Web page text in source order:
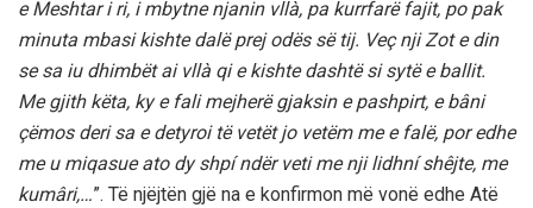
e Meshtar i ri, i mbytne njanin vllà, pa kurrfarë fajit, po pak
minuta mbasi kishte dalë prej odës së tij. Veç nji Zot e din
se sa iu dhimbët ai vllà qi e kishte dashtë si sytë e ballit.
Me gjith këta, ky e fali mejherë gjaksin e pashpirt, e bâni
çëmos deri sa e detyroi të vetët jo vetëm me e falë, por edhe
me u miqasue ato dy shpí ndër veti me nji lidhní shêjte, me
kumâri,…”. Të njëjtën gjë na e konfirmon më vonë edhe Atë